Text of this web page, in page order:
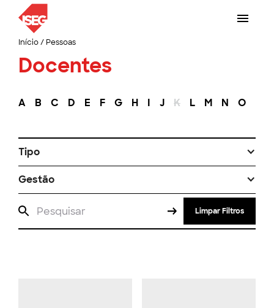
Início/ Pessoas
Docentes
A B C D E F G H I J K L M N O
Tipo
Gestão
Limpar Filtros